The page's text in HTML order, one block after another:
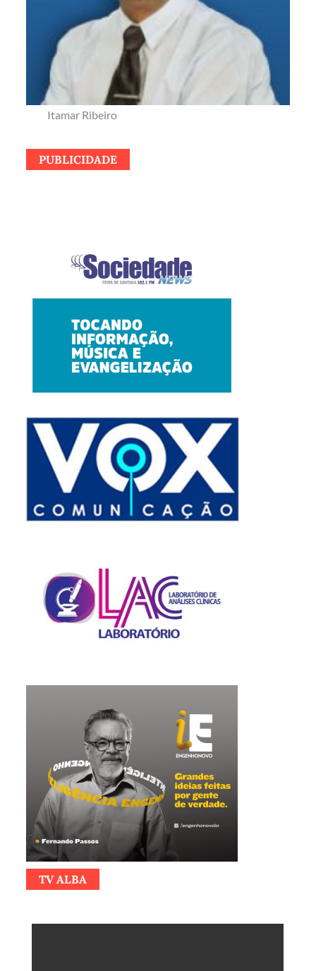
Itamar Ribeiro
PUBLICIDADE
TV ALBA